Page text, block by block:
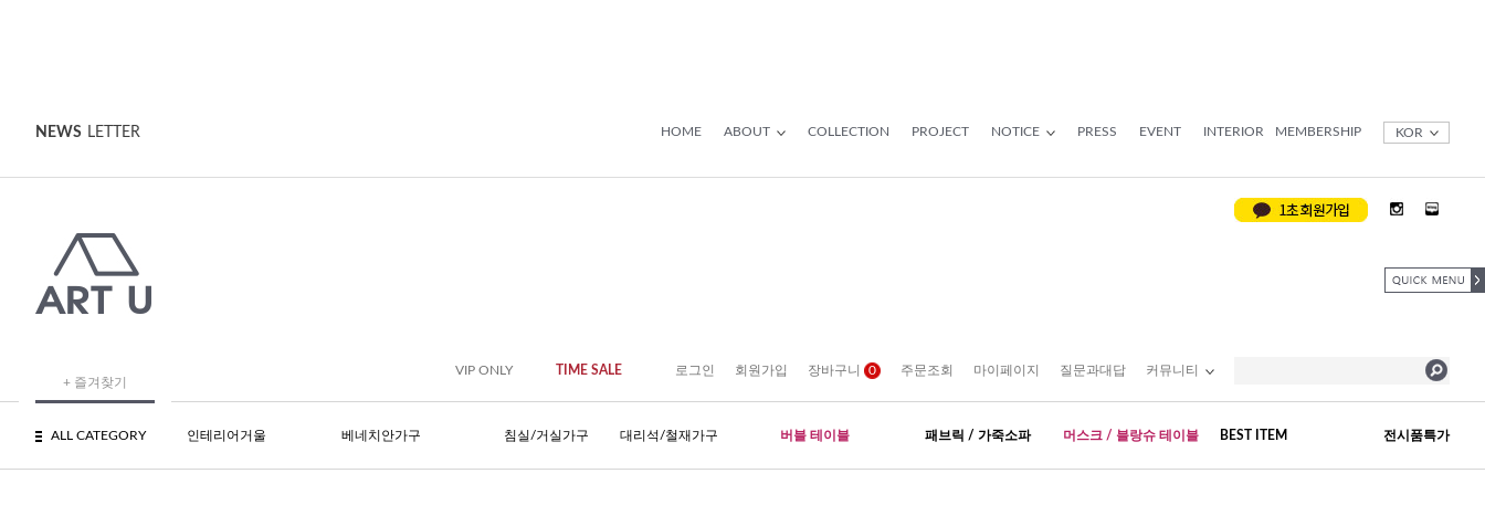
NEWS LETTER HOME ABOUT COLLECTION PROJECT NOTICE PRESS EVENT INTERIOR MEMBERSHIP KOR
+ 즐겨찾기
VIP ONLY TIME SALE 로그인 회원가입 장바구니 0 주문조회 마이페이지 질문과대답 커뮤니티
ALL CATEGORY 인테리어거울 베네치안가구 침실/거실가구 대리석/철재가구 버블 테이블 패브릭 / 가죽소파 머스크 / 블랑슈 테이블 BEST ITEM 전시품특가